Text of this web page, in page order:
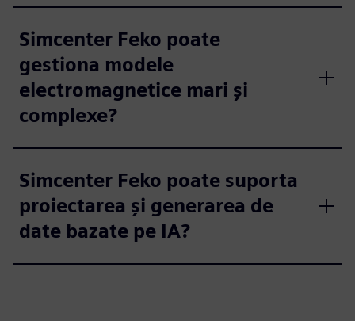
Simcenter Feko poate
gestiona modele
electromagnetice mari și
complexe?
Simcenter Feko poate suporta
proiectarea și generarea de
date bazate pe IA?